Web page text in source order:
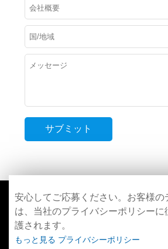
安心してご応募ください。お客様の
は、当社のプライバシーポリシーに
護されます。
もっと見る プライバシーポリシー